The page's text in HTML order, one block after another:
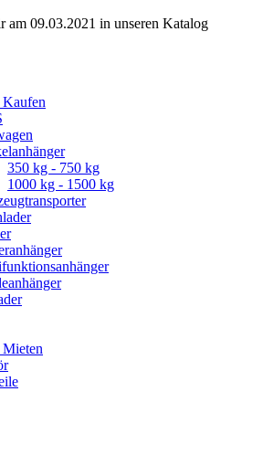
am 09.03.2021 in unseren Katalog
350 kg - 750 kg
1000 kg - 1500 kg